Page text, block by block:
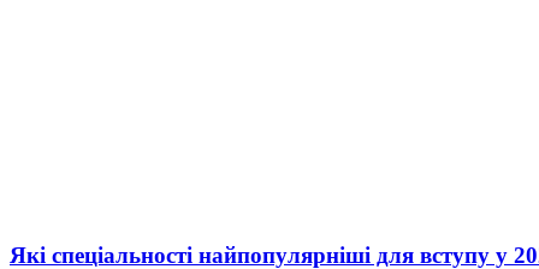
Які спеціальності найпопулярніші для вступу у